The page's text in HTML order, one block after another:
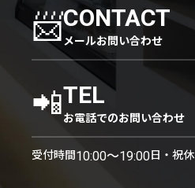
📨CONTACT
メールお問い合わせ
📲TEL
お電話でのお問い合わせ
受付時間10:00〜19:00日・祝休